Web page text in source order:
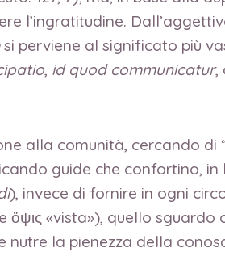
l’ingratitudine.
si perviene al significato più
, id quod communicatur,
alla comunità, cercando di
guide che confortino,
), invece di fornire in ogni
ὄψις «vista»), quello
nutre la pienezza della